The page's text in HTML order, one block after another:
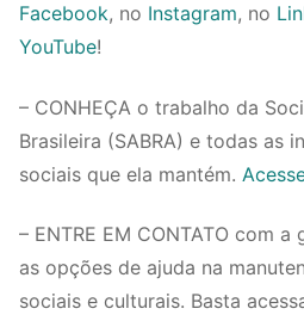
Facebook, no Instagram, no
YouTube!
– CONHEÇA o trabalho da
Brasileira (SABRA) e todas as
sociais que ela mantém.
– ENTRE EM CONTATO com
as opções de ajuda na
sociais e culturais. Basta